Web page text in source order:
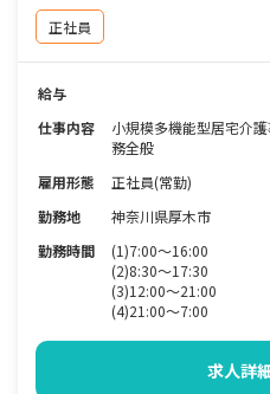
正社員
給与
仕事内容
小規模多機能型居宅介
務全般
雇用形態
正社員(常勤)
勤務地
神奈川県厚木市
勤務時間
(1)7:00～16:00
(2)8:30～17:30
(3)12:00～21:00
(4)21:00～7:00
求人詳